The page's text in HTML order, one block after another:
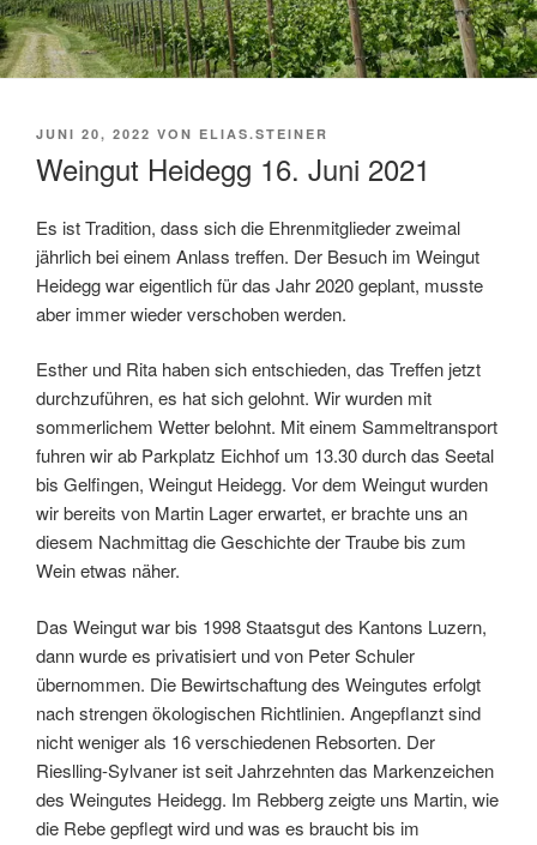
VERÖFFENTLICHT
JUNI 20, 2022 VON ELIAS.STEINER
Weingut Heidegg 16. Juni 2021
Es ist Tradition, dass sich die Ehrenmitglieder zweimal
jährlich bei einem Anlass treffen. Der Besuch im Weingut
Heidegg war eigentlich für das Jahr 2020 geplant, musste
aber immer wieder verschoben werden.
Esther und Rita haben sich entschieden, das Treffen jetzt
durchzuführen, es hat sich gelohnt. Wir wurden mit
sommerlichem Wetter belohnt. Mit einem Sammeltransport
fuhren wir ab Parkplatz Eichhof um 13.30 durch das Seetal
bis Gelfingen, Weingut Heidegg. Vor dem Weingut wurden
wir bereits von Martin Lager erwartet, er brachte uns an
diesem Nachmittag die Geschichte der Traube bis zum
Wein etwas näher.
Das Weingut war bis 1998 Staatsgut des Kantons Luzern,
dann wurde es privatisiert und von Peter Schuler
übernommen. Die Bewirtschaftung des Weingutes erfolgt
nach strengen ökologischen Richtlinien. Angepflanzt sind
nicht weniger als 16 verschiedenen Rebsorten. Der
Rieslling-Sylvaner ist seit Jahrzehnten das Markenzeichen
des Weingutes Heidegg. Im Rebberg zeigte uns Martin, wie
die Rebe gepflegt wird und was es braucht bis im